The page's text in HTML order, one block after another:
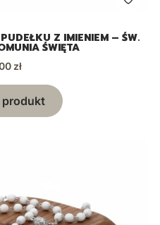
Z IMIENIEM – ŚW.
ŚWIĘTA
zł
produkt